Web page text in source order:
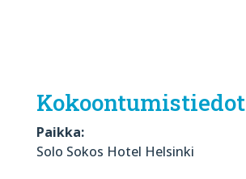
Kokoontumistiedot
Paikka:
Solo Sokos Hotel Helsinki